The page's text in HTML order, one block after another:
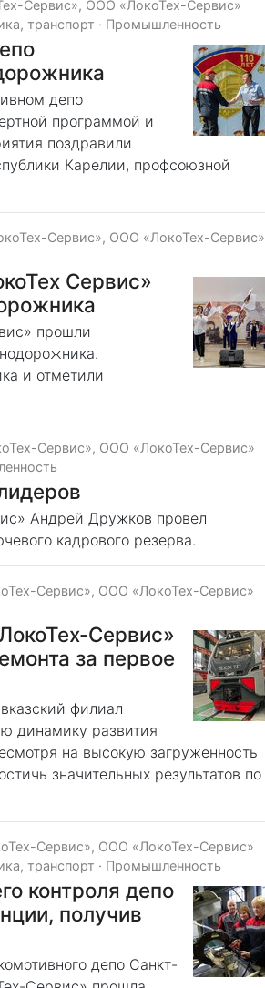
Сервис», ООО «ЛокоТех-Сервис»
транспорт · Промышленность
депо
программой и
поздравили
Карелии, профсоюзной
Сервис», ООО «ЛокоТех-Сервис»
Сервис»
прошли
и отметили
Сервис», ООО «ЛокоТех-Сервис»
Андрей Дружков провел
кадрового резерва.
Сервис», ООО «ЛокоТех-Сервис»
Сервис»
за первое
филиал
динамику развития
на высокую загруженность
значительных результатов по
Сервис», ООО «ЛокоТех-Сервис»
транспорт · Промышленность
контроля депо
получив
депо Санкт-